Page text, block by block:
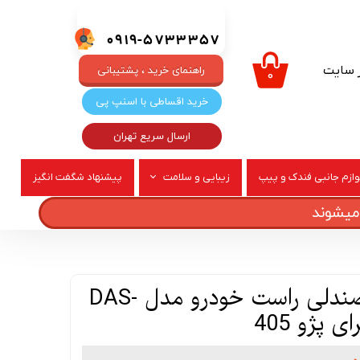
0919-5733357
سایت
جانبی فندک و پیپ زیبایی و سلامت پیشنهاد شگفت انگیز
۰
خرید اقساطی با اسنپ پی
ارسال سریع تهران
راهنمای خرید ، پشتیبانی
دستگیره بخواب صندلی راست خودرو مدل DAS-